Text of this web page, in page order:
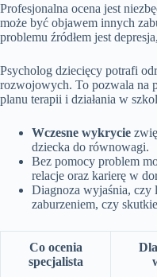
Profesjonalna ocena jest
może być objawem innych
problemu źródłem jest
Psycholog dziecięcy potrafi
rozwojowych. To pozwala na
planu terapii i działania w
Wczesne wykrycie
dziecka do równowagi.
Bez pomocy problem
relacje oraz karierę w
Diagnoza wyjaśnia, czy
zaburzeniem, czy
Co ocenia
specjalista